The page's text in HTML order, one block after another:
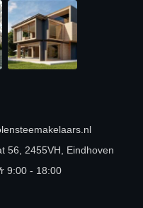
56, 2455VH, Eindhoven
9:00 - 18:00